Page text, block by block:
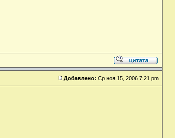
Добавлено: Ср ноя 15, 2006 7:21 pm